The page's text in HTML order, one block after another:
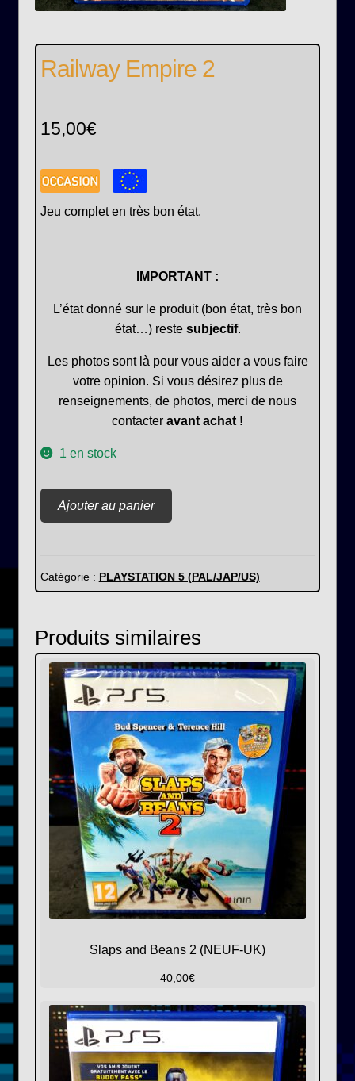
Railway Empire 2
15,00€
Jeu complet en très bon état.
IMPORTANT :
L’état donné sur le produit (bon état, très bon
état…) reste subjectif.
Les photos sont là pour vous aider a vous faire
votre opinion. Si vous désirez plus de
renseignements, de photos, merci de nous
contacter avant achat !
1 en stock
de
2
Ajouter au panier
Catégorie : PLAYSTATION 5 (PAL/JAP/US)
Produits similaires
Slaps and Beans 2 (NEUF-UK)
40,00€